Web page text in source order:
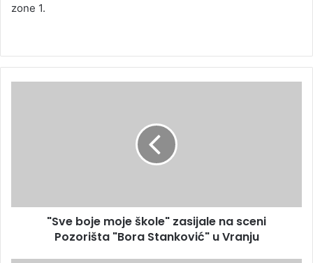
zone 1.
"Sve boje moje škole" zasijale na sceni
Pozorišta "Bora Stanković" u Vranju